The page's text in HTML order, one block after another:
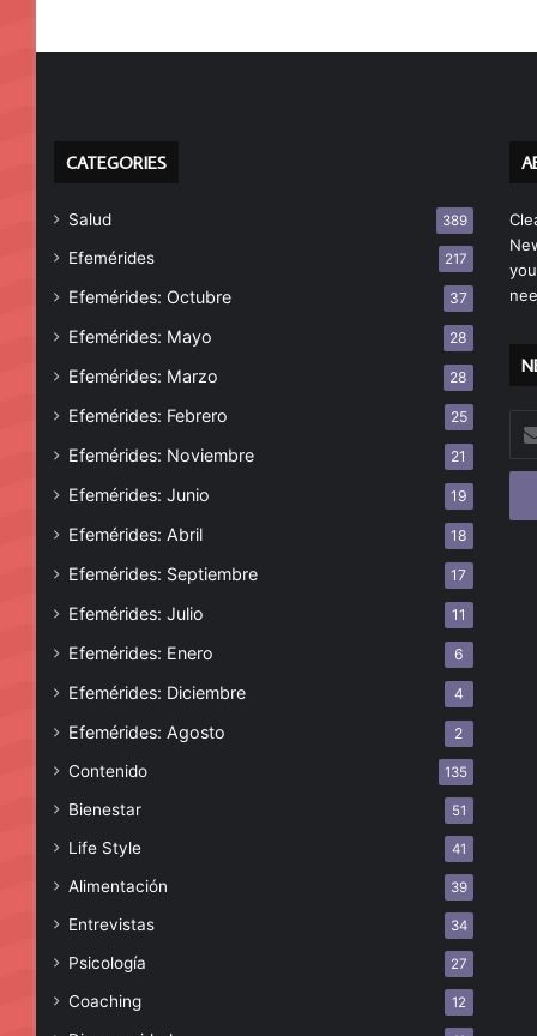
CATEGORIES
Salud 389
Efemérides 217
Efemérides: Octubre 37
Efemérides: Mayo 28
Efemérides: Marzo 28
Efemérides: Febrero 25
Efemérides: Noviembre 21
Efemérides: Junio 19
Efemérides: Abril 18
Efemérides: Septiembre 17
Efemérides: Julio 11
Efemérides: Enero 6
Efemérides: Diciembre 4
Efemérides: Agosto 2
Contenido 135
Bienestar 51
Life Style 41
Alimentación 39
Entrevistas 34
Psicología 27
Coaching 12